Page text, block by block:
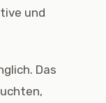
und
Das